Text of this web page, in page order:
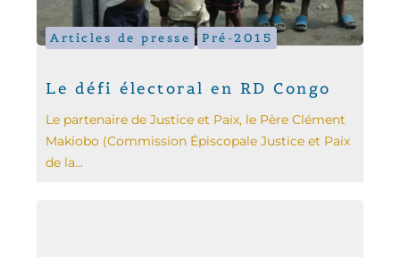
Articles de presse Pré-2015
Le défi électoral en RD Congo
Le partenaire de Justice et Paix, le Père Clément
Makiobo (Commission Épiscopale Justice et Paix
de la...